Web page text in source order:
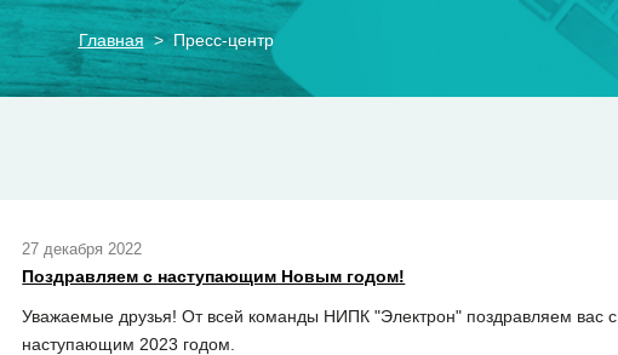
Главная Пресс-центр
27 декабря 2022
Поздравляем с наступающим Новым годом!
Уважаемые друзья! От всей команды НИПК "Электрон" поздравляем вас с
наступающим 2023 годом.